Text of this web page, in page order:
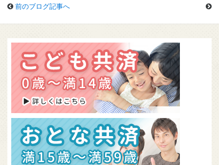
前のブログ記事へ